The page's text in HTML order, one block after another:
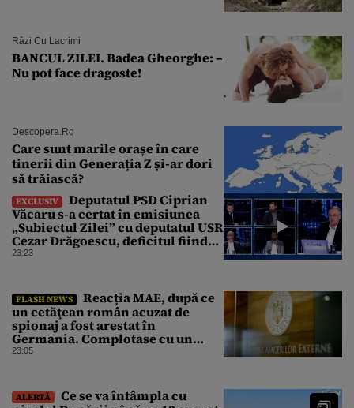
Râzi Cu Lacrimi
BANCUL ZILEI. Badea Gheorghe: –
Nu pot face dragoste!
Descopera.ro
Care sunt marile orașe în care
tinerii din Generația Z și-ar dori
să trăiască?
EXCLUSIV
Deputatul PSD Ciprian
Văcaru s-a certat în emisiunea
„Subiectul Zilei” cu deputatul USR
Cezar Drăgoescu, deficitul fiind
motivul scandalului
23:23
FLASH NEWS
Reacția MAE, după ce
un cetăţean român acuzat de
spionaj a fost arestat în
Germania. Complotase cu un
ucrainean ca să asasineze un
23:05
ALERTĂ
Ce se va întâmpla cu